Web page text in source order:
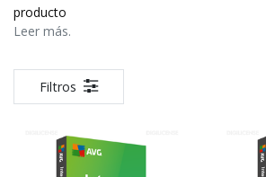
producto
Leer más.
Filtros